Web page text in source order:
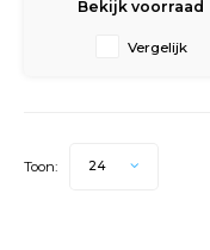
Bekijk voorraad
Vergelijk
Toon: 24